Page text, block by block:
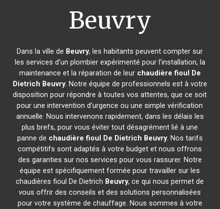
Beuvry
Dans la ville de Beuvry, les habitants peuvent compter sur
les services d'un plombier expérimenté pour l'installation, la
maintenance et la réparation de leur chaudière fioul De
Dietrich Beuvry. Notre équipe de professionnels est à votre
disposition pour répondre à toutes vos attentes, que ce soit
pour une intervention d'urgence ou une simple vérification
annuelle. Nous intervenons rapidement, dans les délais les
plus brefs, pour vous éviter tout désagrément lié à une
panne de chaudière fioul De Dietrich Beuvry. Nos tarifs
compétitifs sont adaptés à votre budget et nous offrons
des garanties sur nos services pour vous rassurer. Notre
équipe est spécifiquement formée pour travailler sur les
chaudières fioul De Dietrich Beuvry, ce qui nous permet de
vous offrir des conseils et des solutions personnalisées
pour votre système de chauffage. Nous sommes à votre